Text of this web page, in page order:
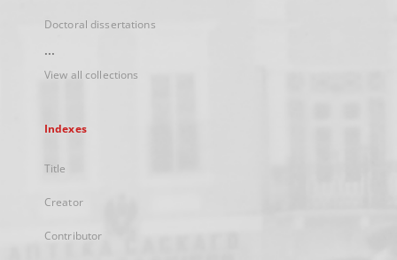
Doctoral dissertations
...
View all collections
Indexes
Title
Creator
Contributor